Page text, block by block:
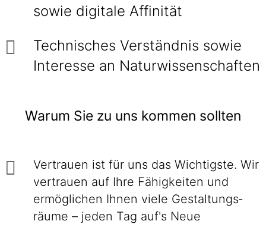
sowie digitale Affinität
Technisches Verständnis sowie
Interesse an Naturwissenschaften
Warum Sie zu uns kommen sollten
Vertrauen ist für uns das Wichtigste. Wir
ver­trauen auf Ihre Fähig­keiten und
ermög­lichen Ihnen viele Gestaltungs­
räume – jeden Tag auf's Neue